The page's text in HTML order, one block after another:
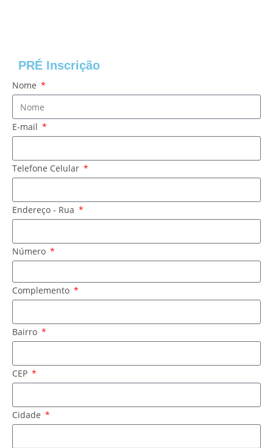
PRÉ Inscrição
Nome
E-mail
Telefone Celular
Endereço - Rua
Número
Complemento
Bairro
CEP
Cidade